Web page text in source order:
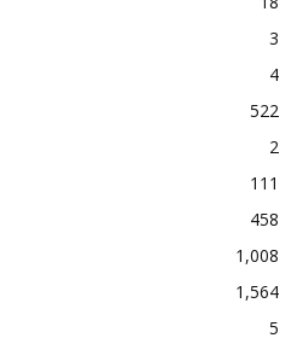
3
4
522
2
111
458
1,008
1,564
5